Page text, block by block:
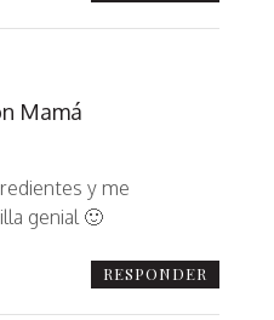
Mamá
y me
genial 🙂
RESPONDER